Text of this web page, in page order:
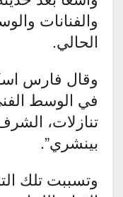
والفنانات
الحالي.
وقال فارس
في الوسط
تنازلات،
بينشري”.
وتسببت تلك